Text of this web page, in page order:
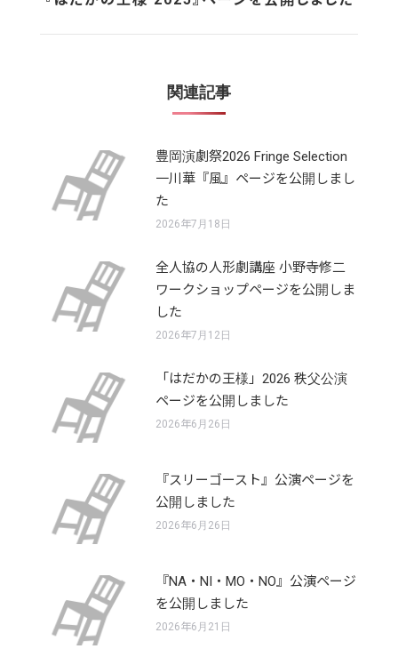
関連記事
豊岡演劇祭2026 Fringe Selection
一川華『風』ページを公開しまし
た
2026年7月18日
全人協の人形劇講座 小野寺修二
ワークショップページを公開しま
した
2026年7月12日
「はだかの王様」2026 秩父公演
ページを公開しました
2026年6月26日
『スリーゴースト』公演ページを
公開しました
2026年6月26日
『NA・NI・MO・NO』公演ページ
を公開しました
2026年6月21日